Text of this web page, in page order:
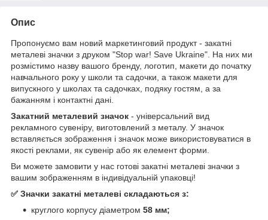
Опис
Пропонуємо вам новий маркетинговий продукт - закатні
металеві значки з друком "Stop war! Save Ukraine". На них ми
розмістимо назву вашого бренду, логотип, макети до початку
навчального року у школи та садочки, а також макети для
випускного у школах та садочках, подяку гостям, а за
бажанням і контактні дані.
Закатний металевий значок - універсальний вид
рекламного сувеніру, виготовлений з металу. У значок
вставляється зображення і значок може використовуватися в
якості реклами, як сувенір або як елемент форми.
Ви можете замовити у нас готові закатні металеві значки з
вашим зображенням в індивідуальній упаковці!
✅ Значки закатні металеві складаються з:
круглого корпусу діаметром 58 мм;